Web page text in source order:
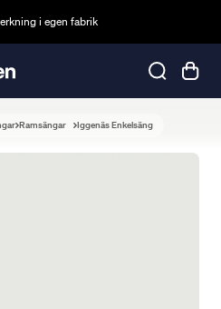
i egen fabrik
Ramsängar Iggenäs Enkelsäng